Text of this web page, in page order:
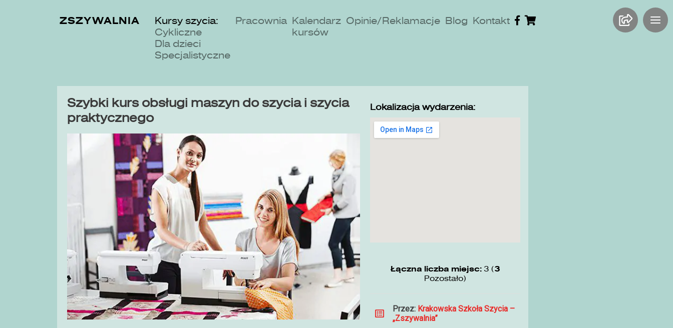
ZSZYWALNIA
Kursy szycia:
Cykliczne
Dla dzieci
Specjalistyczne
Pracownia Kalendarz
kursów
Opinie/Reklamacje Blog Kontakt
Szybki kurs obsługi maszyn do szycia i szycia
praktycznego
Lokalizacja wydarzenia:
Łączna liczba miejsc: 3 (3
Pozostało)
Przez: Krakowska Szkoła Szycia –
„Zszywalnia”